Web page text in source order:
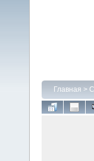
Главная >